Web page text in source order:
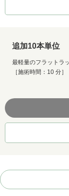
追加10本単位
最軽量のフラットラ
［施術時間：10 分］